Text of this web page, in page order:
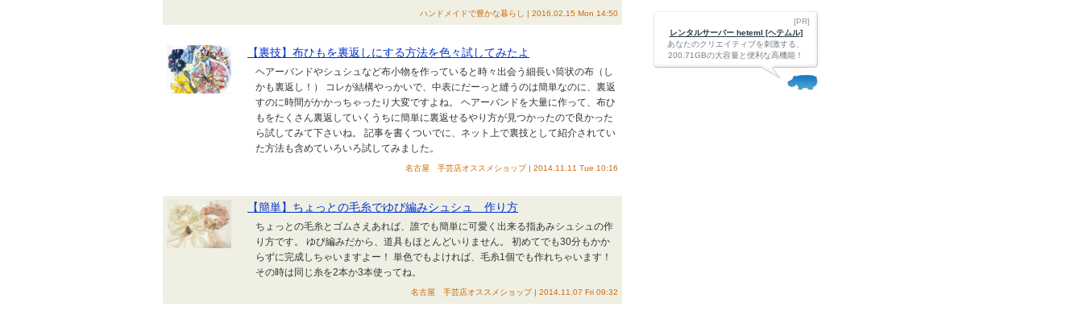
ハンドメイドで豊かな暮らし | 2016.02.15 Mon 14:50
【裏技】布ひもを裏返しにする方法を色々試してみたよ
ヘアーバンドやシュシュなど布小物を作っていると時々出会う細長い筒状の布（し
かも裏返し！） コレが結構やっかいで、中表にだーっと縫うのは簡単なのに、裏返
すのに時間がかかっちゃったり大変ですよね。 ヘアーバンドを大量に作って、布ひ
もをたくさん裏返していくうちに簡単に裏返せるやり方が見つかったので良かった
ら試してみて下さいね。 記事を書くついでに、ネット上で裏技として紹介されてい
た方法も含めていろいろ試してみました。
名古屋 手芸店オススメショップ | 2014.11.11 Tue 10:16
【簡単】ちょっとの毛糸でゆび編みシュシュ 作り方
ちょっとの毛糸とゴムさえあれば、誰でも簡単に可愛く出来る指あみシュシュの作
り方です。 ゆび編みだから、道具もほとんどいりません。 初めてでも30分もかか
らずに完成しちゃいますよー！ 単色でもよければ、毛糸1個でも作れちゃいます！
その時は同じ糸を2本か3本使ってね。
名古屋 手芸店オススメショップ | 2014.11.07 Fri 09:32
[PR]
レンタルサーバー heteml [ヘテムル]
あなたのクリエイティブを刺激する、
200.71GBの大容量と便利な高機能！